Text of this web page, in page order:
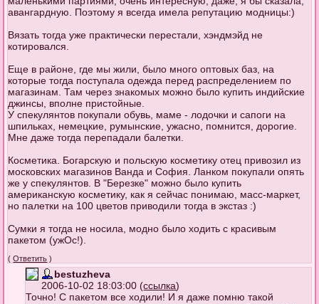
авангардную. Поэтому я всегда имела репутацию модницы:)
Вязать тогда уже практически перестали, хэндмэйд не
котировался.
Еще в районе, где мы жили, было много оптовых баз, на
которые тогда поступала одежда перед распределением по
магазинам. Там через знакомых можно было купить индийские
джинсы, вполне пристойные.
У спекулянтов покупали обувь, маме - лодочки и сапоги на
шпильках, немецкие, румынские, ужасно, помнится, дорогие.
Мне даже тогда перепадали балетки.
Косметика. Богарскую и польскую косметику отец привозил из
московских магазинов Ванда и София. Ланком покупали опять
же у спекулянтов. В "Березке" можно было купить
американскую косметику, как я сейчас понимаю, масс-маркет,
но палетки на 100 цветов приводили тогда в экстаз :)
Сумки я тогда не носила, модно было ходить с красивым
пакетом (ужОс!).
(Ответить )
bestuzheva
2006-10-02 18:03:00 (ссылка)
Точно! С пакетом все ходили! И я даже помню такой